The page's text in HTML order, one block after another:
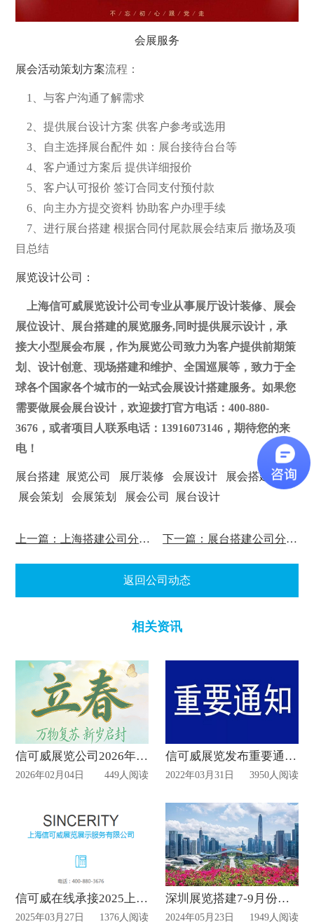
会展服务
展会活动策划方案流程：
1、与客户沟通了解需求
2、提供展台设计方案 供客户参考或选用
3、自主选择展台配件 如：展台接待台台等
4、客户通过方案后 提供详细报价
5、客户认可报价 签订合同支付预付款
6、向主办方提交资料 协助客户办理手续
7、进行展台搭建 根据合同付尾款展会结束后 撤场及项
目总结
展览设计公司：
上海信可威展览设计公司专业从事展厅设计装修、展会
展位设计、展台搭建的展览服务,同时提供展示设计，承
接大小型展会布展，作为展览公司致力为客户提供前期策
划、设计创意、现场搭建和维护、全国巡展等，致力于全
球各个国家各个城市的一站式会展设计搭建服务。如果您
需要做展会展台设计，欢迎拨打官方电话：400-880-
3676，或者项目人联系电话：13916073146，期待您的来
电！
展台搭建 展览公司 展厅装修 会展设计
展会搭建
展会策划
会展策划 展会公司 展台设计
上一篇：上海搭建公司分享特装展台报馆流程 下一篇：展台搭建公司分享上海8月份展会安排
返回公司动态
相关资讯
信可威展览公司2026年立春温馨提示
2026年02月04日 449人阅读
信可威展览发布重要通知!
2022年03月31日 3950人阅读
信可威在线承接2025上海CPHI展台搭建
2025年03月27日 1376人阅读
深圳展览搭建7-9月份展会时间部分表
2024年05月23日 1949人阅读